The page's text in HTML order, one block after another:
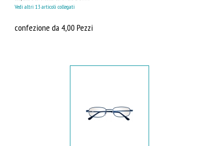
Vedi altri 13 articoli collegati
confezione da 4,00 Pezzi